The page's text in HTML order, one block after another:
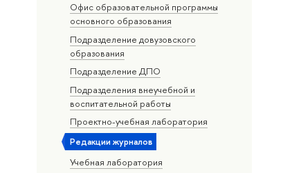
Офис образовательной программы
основного образования
Подразделение довузовского
образования
Подразделение ДПО
Подразделения внеучебной и
воспитательной работы
Проектно-учебная лаборатория
Редакции журналов
Учебная лаборатория